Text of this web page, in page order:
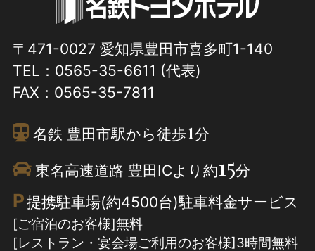
〒471-0027 愛知県豊田市喜多町1-140
TEL： 0565-35-6611 (代表)
FAX：0565-35-7811
名鉄 豊田市駅から徒歩1分
東名高速道路 豊田ICより約15分
P提携駐車場(約4500台)駐車料金サービス
[ご宿泊のお客様]無料
[レストラン・宴会場ご利用のお客様]3時間無料